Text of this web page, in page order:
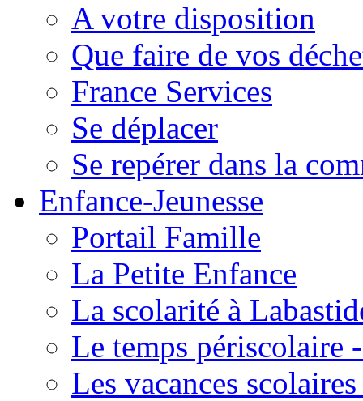
A votre disposition
Que faire de vos
France Services
Se déplacer
Se repérer dans la
Enfance-Jeunesse
Portail Famille
La Petite Enfance
La scolarité à
Le temps périscolaire
Les vacances